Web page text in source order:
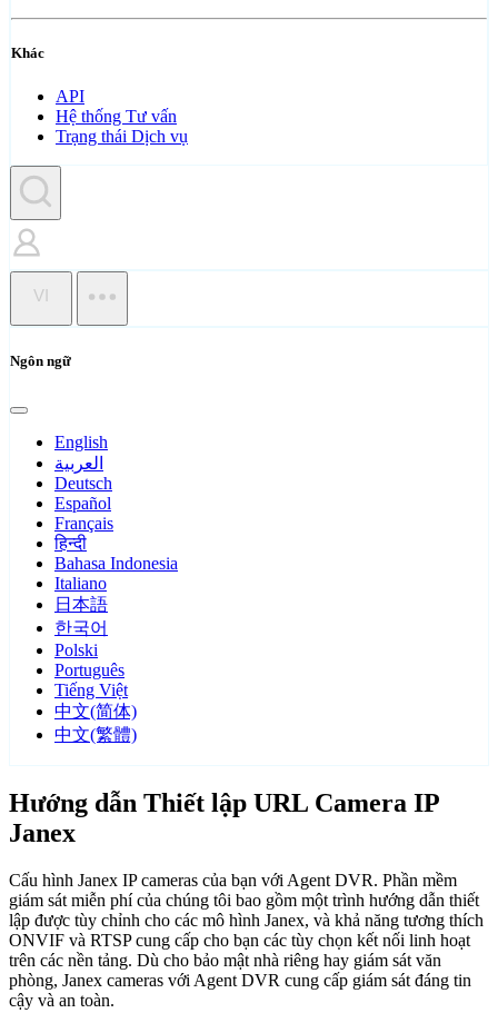
Khác
API
Hệ thống Tư vấn
Trạng thái Dịch vụ
VI
Ngôn ngữ
English
العربية
Deutsch
Español
Français
हिन्दी
Bahasa Indonesia
Italiano
日本語
한국어
Polski
Português
Tiếng Việt
中文(简体)
中文(繁體)
Hướng dẫn Thiết lập URL Camera IP
Janex
Cấu hình Janex IP cameras của bạn với Agent DVR. Phần mềm
giám sát miễn phí của chúng tôi bao gồm một trình hướng dẫn thiết
lập được tùy chỉnh cho các mô hình Janex, và khả năng tương thích
ONVIF và RTSP cung cấp cho bạn các tùy chọn kết nối linh hoạt
trên các nền tảng. Dù cho bảo mật nhà riêng hay giám sát văn
phòng, Janex cameras với Agent DVR cung cấp giám sát đáng tin
cậy và an toàn.